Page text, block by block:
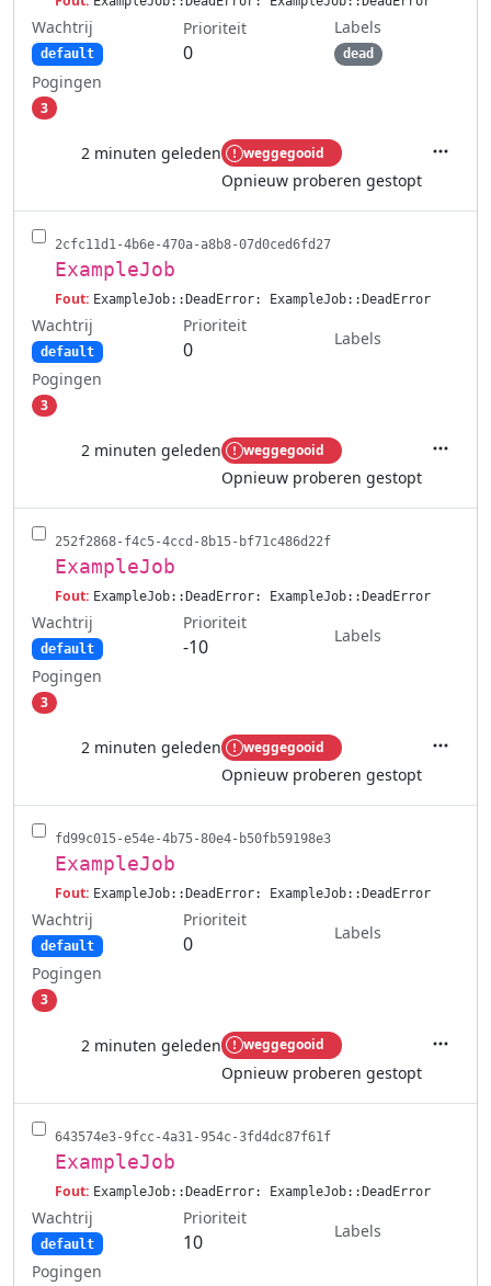
Wachtrij
default
Prioriteit
0
Labels
dead
Pogingen
3
2 minuten geleden weggegooid
Opnieuw proberen gestopt
2cfc11d1-4b6e-470a-a8b8-07d0ced6fd27
ExampleJob
Fout: ExampleJob::DeadError: ExampleJob::DeadError
Wachtrij
default
Prioriteit
0
Labels
Pogingen
3
2 minuten geleden weggegooid
Opnieuw proberen gestopt
252f2868-f4c5-4ccd-8b15-bf71c486d22f
ExampleJob
Fout: ExampleJob::DeadError: ExampleJob::DeadError
Wachtrij
default
Prioriteit
-10
Labels
Pogingen
3
2 minuten geleden weggegooid
Opnieuw proberen gestopt
fd99c015-e54e-4b75-80e4-b50fb59198e3
ExampleJob
Fout: ExampleJob::DeadError: ExampleJob::DeadError
Wachtrij
default
Prioriteit
0
Labels
Pogingen
3
2 minuten geleden weggegooid
Opnieuw proberen gestopt
Acties
643574e3-9fcc-4a31-954c-3fd4dc87f61f
ExampleJob
Fout: ExampleJob::DeadError: ExampleJob::DeadError
Wachtrij
default
Prioriteit
10
Labels
Pogingen